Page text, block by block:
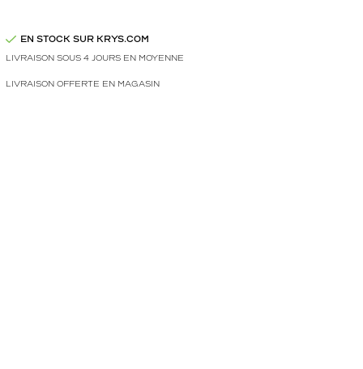
EN STOCK SUR KRYS.COM
LIVRAISON SOUS 4 JOURS EN MOYENNE
LIVRAISON OFFERTE EN MAGASIN